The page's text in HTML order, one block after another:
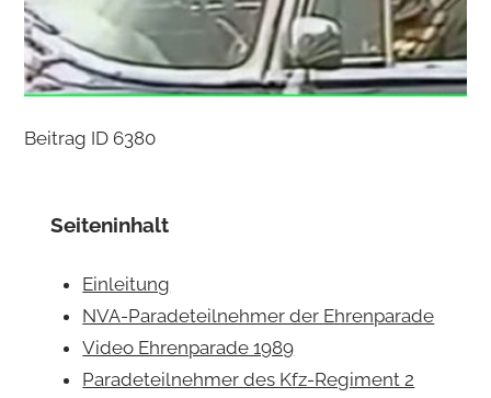
Beitrag ID 6380
Seiteninhalt
Einleitung
NVA-Paradeteilnehmer der Ehrenparade
Video Ehrenparade 1989
Paradeteilnehmer des Kfz-Regiment 2